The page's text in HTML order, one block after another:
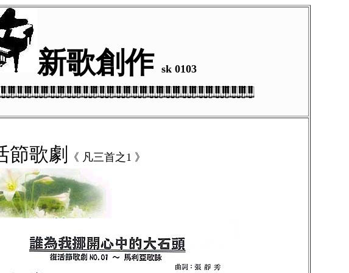
新歌創作 sk0103
節歌劇 《 凡三首之 1 》